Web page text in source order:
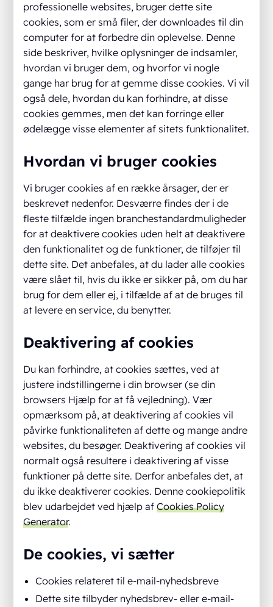
professionelle websites, bruger dette site
cookies, som er små filer, der downloades til din
computer for at forbedre din oplevelse. Denne
side beskriver, hvilke oplysninger de indsamler,
hvordan vi bruger dem, og hvorfor vi nogle
gange har brug for at gemme disse cookies. Vi vil
også dele, hvordan du kan forhindre, at disse
cookies gemmes, men det kan forringe eller
ødelægge visse elementer af sitets funktionalitet.
Hvordan vi bruger cookies
Vi bruger cookies af en række årsager, der er
beskrevet nedenfor. Desværre findes der i de
fleste tilfælde ingen branchestandardmuligheder
for at deaktivere cookies uden helt at deaktivere
den funktionalitet og de funktioner, de tilføjer til
dette site. Det anbefales, at du lader alle cookies
være slået til, hvis du ikke er sikker på, om du har
brug for dem eller ej, i tilfælde af at de bruges til
at levere en service, du benytter.
Deaktivering af cookies
Du kan forhindre, at cookies sættes, ved at
justere indstillingerne i din browser (se din
browsers Hjælp for at få vejledning). Vær
opmærksom på, at deaktivering af cookies vil
påvirke funktionaliteten af dette og mange andre
websites, du besøger. Deaktivering af cookies vil
normalt også resultere i deaktivering af visse
funktioner på dette site. Derfor anbefales det, at
du ikke deaktiverer cookies. Denne cookiepolitik
blev udarbejdet ved hjælp afCookies Policy
Generator.
De cookies, vi sætter
Cookies relateret til e-mail-nyhedsbreve
Dette site tilbyder nyhedsbrev- eller e-mail-